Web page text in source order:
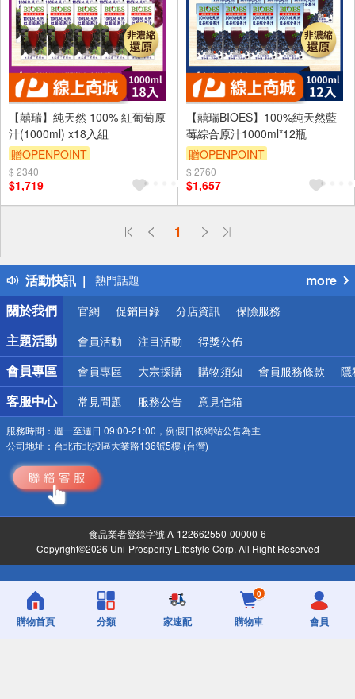
【囍瑞】純天然 100% 紅葡萄原
汁(1000ml) x18入組
贈OPENPOINT
訂單滿999享9折
$ 2340
$1,719
【囍瑞BIOES】100%純天然藍
莓綜合原汁1000ml*12瓶
贈OPENPOINT
訂單滿999享9折
$ 2760
$1,657
1
活動快訊
偏遠地區配送
得獎公告
熱門話題
銀行優惠
偏遠地區配送
詐騙網頁！請小心！
more
關於我們
官網 促銷目錄 分店資訊 保險服務
主題活動 會員活動 注目活動 得獎公佈
會員專區 會員專區 大宗採購 購物須知 會員服務條款 隱
客服中心 常見問題 服務公告 意見信箱
服務時間： 週一至週日 09:00-21:00，例假日依網站公告為主
公司地址： 台北市北投區大業路136號5樓 (台灣)
食品業者登錄字號 A-122662550-00000-6
Copyright©2026 Uni-Prosperity Lifestyle Corp. All Right Reserved
購物首頁 分類 家速配
0
購物車 會員